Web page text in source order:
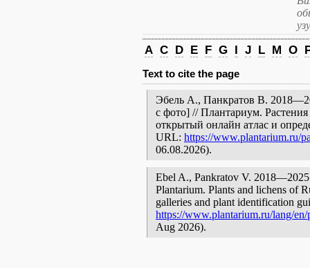
A C D E F G I J L M O
Text to cite the page
Эбель А., Панкратов В.
с фото] // Плантариум.
открытый онлайн атлас и
URL: https://www.plantarium.ru/
06.08.2026).
Ebel A., Pankratov V.
Plantarium. Plants and lichens of
galleries and plant identification
https://www.plantarium.ru/lang/
Aug 2026).